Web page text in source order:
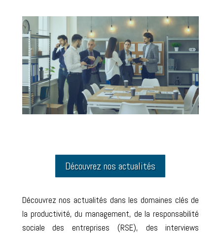
Découvrez nos actualités
Découvrez nos actualités dans les domaines clés de
la productivité, du management, de la responsabilité
sociale des entreprises (RSE), des interviews